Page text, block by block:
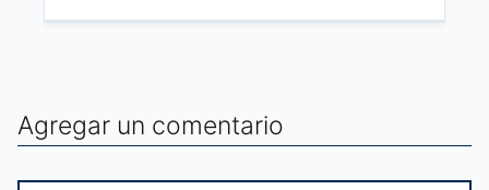
Agregar un comentario